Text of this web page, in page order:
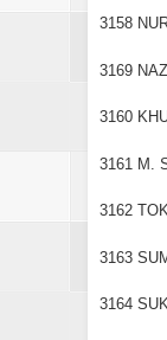
3158
3169
3160
3161 M.
3162
3163
3164